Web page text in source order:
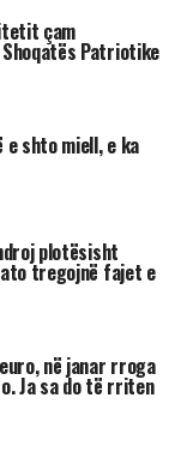
e tij, jo
Blinken
“Harvard
grata” të